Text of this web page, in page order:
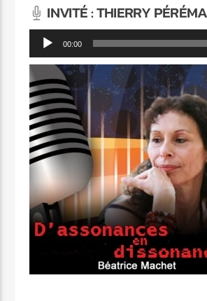
INVITÉ : THIERRY
Lecteur 00:00